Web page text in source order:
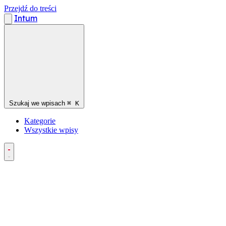
Przejdź do treści
Intum
Szukaj we wpisach ⌘ K
Kategorie
Wszystkie wpisy